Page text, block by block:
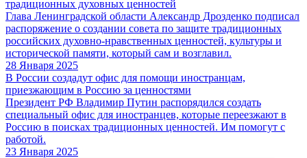
традиционных духовных ценностей
Глава Ленинградской области Александр Дрозденко подписал
распоряжение о создании совета по защите традиционных
российских духовно-нравственных ценностей, культуры и
исторической памяти, который сам и возглавил.
28 Января 2025
В России создадут офис для помощи иностранцам,
приезжающим в Россию за ценностями
Президент РФ Владимир Путин распорядился создать
специальный офис для иностранцев, которые переезжают в
Россию в поисках традиционных ценностей. Им помогут с
работой.
23 Января 2025